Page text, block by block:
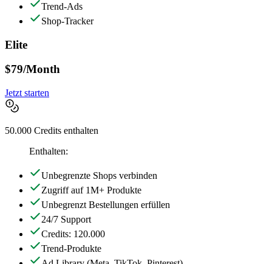
Trend-Ads
Shop-Tracker
Elite
$79/Month
Jetzt starten
50.000 Credits enthalten
Enthalten:
Unbegrenzte Shops verbinden
Zugriff auf 1M+ Produkte
Unbegrenzt Bestellungen erfüllen
24/7 Support
Credits: 120.000
Trend-Produkte